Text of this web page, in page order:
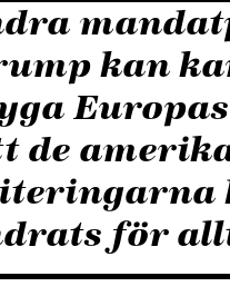
kan
de
för